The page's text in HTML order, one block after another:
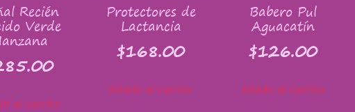
Recién
Verde
al carrito
Protectores de
Lactancia
$168.00
Añadir al carrito
Babero Pul
Aguacatín
$126.00
Añadir al carrito